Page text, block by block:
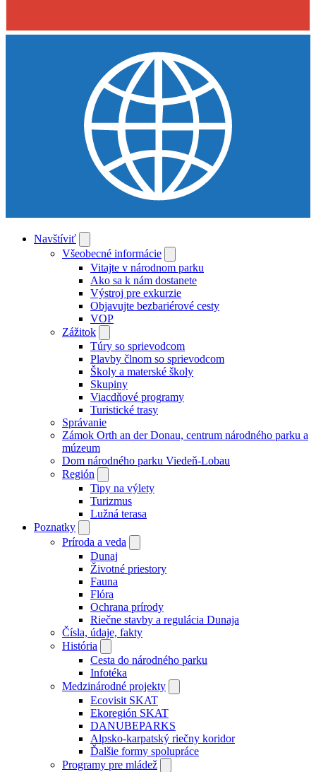
Navštíviť
Všeobecné informácie
Vitajte v národnom parku
Ako sa k nám dostanete
Výstroj pre exkurzie
Objavujte bezbariérové cesty
VOP
Zážitok
Túry so sprievodcom
Plavby člnom so sprievodcom
Školy a materské školy
Skupiny
Viacdňové programy
Turistické trasy
Správanie
Zámok Orth an der Donau, centrum národného parku a
múzeum
Dom národného parku Viedeň-Lobau
Región
Tipy na výlety
Turizmus
Lužná terasa
Poznatky
Príroda a veda
Dunaj
Životné priestory
Fauna
Flóra
Ochrana prírody
Riečne stavby a regulácia Dunaja
Čísla, údaje, fakty
História
Cesta do národného parku
Infotéka
Medzinárodné projekty
Ecovisit SKAT
Ekoregión SKAT
DANUBEPARKS
Alpsko-karpatský riečny koridor
Ďalšie formy spolupráce
Programy pre mládež